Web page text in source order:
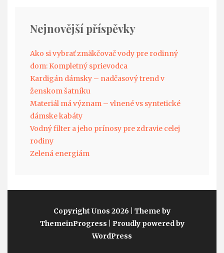
Nejnovější příspěvky
Ako si vybrať zmäkčovač vody pre rodinný
dom: Kompletný sprievodca
Kardigán dámsky – nadčasový trend v
ženskom šatníku
Materiál má význam – vlnené vs syntetické
dámske kabáty
Vodný filter a jeho prínosy pre zdravie celej
rodiny
Zelená energiám
Copyright Unos 2026
| Theme by
ThemeinProgress
| Proudly powered by
WordPress